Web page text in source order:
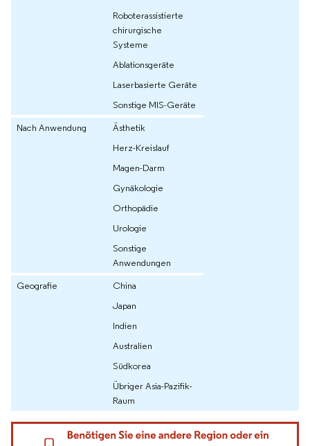
Roboterassistierte
chirurgische
Systeme
Ablationsgeräte
Laserbasierte Geräte
Sonstige MIS-Geräte
Nach Anwendung
Ästhetik
Herz-Kreislauf
Magen-Darm
Gynäkologie
Orthopädie
Urologie
Sonstige
Anwendungen
Geografie
China
Japan
Indien
Australien
Südkorea
Übriger Asia-Pazifik-
Raum